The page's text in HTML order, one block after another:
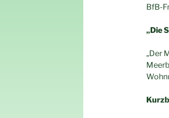
„Die
„Der